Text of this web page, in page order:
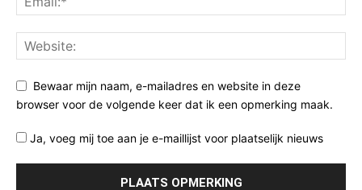
Bewaar mijn naam, e-mailadres en website in deze
browser voor de volgende keer dat ik een opmerking maak.
Ja, voeg mij toe aan je e-maillijst voor plaatselijk nieuws